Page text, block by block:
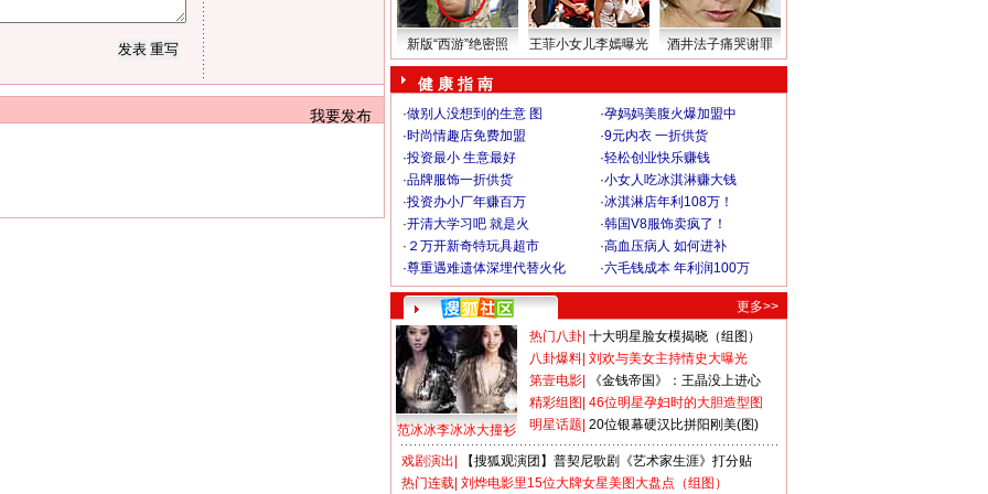
我要发布
新版“西游”绝密照 王菲小女儿李嫣曝光 酒井法子痛哭谢罪
健 康 指 南
·做别人没想到的生意 图 ·孕妈妈美腹火爆加盟中
·时尚情趣店免费加盟 ·9元内衣 一折供货
·投资最小 生意最好 ·轻松创业快乐赚钱
·品牌服饰一折供货 ·小女人吃冰淇淋赚大钱
·投资办小厂年赚百万 ·冰淇淋店年利108万！
·开清大学习吧 就是火 ·韩国V8服饰卖疯了！
· ２万开新奇特玩具超市 ·高血压病人 如何进补
·尊重遇难遗体深埋代替火化 ·六毛钱成本 年利润100万
更多>>
范冰冰李冰冰大撞衫
热门八卦 十大明星脸女模揭晓（组图）
八卦爆料 刘欢与美女主持情史大曝光
第壹电影
《金钱帝国》：王晶没上进心
精彩组图 46位明星孕妇时的大胆造型图
明星话题 20位银幕硬汉比拼阳刚美(图)
戏剧演出
【搜狐观演团】普契尼歌剧《艺术家生涯》打分贴
热门连载 刘烨电影里15位大牌女星美图大盘点（组图）